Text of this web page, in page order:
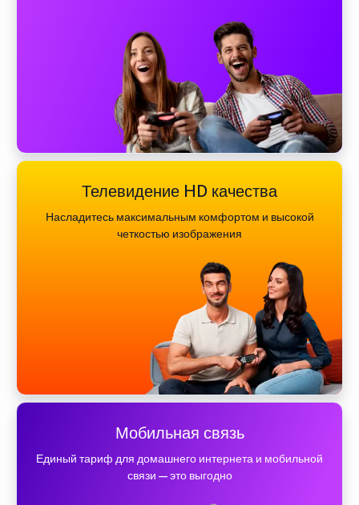
Телевидение HD качества
Насладитесь максимальным комфортом и высокой
четкостью изображения
Мобильная связь
Единый тариф для домашнего интернета и мобильной
связи — это выгодно